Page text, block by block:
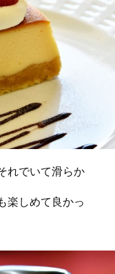
れでいて滑らか
楽しめて良かっ